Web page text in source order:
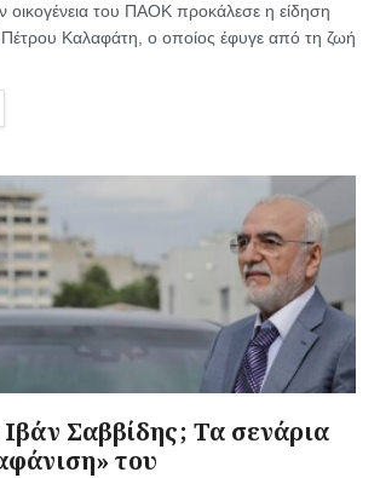
του ΠΑΟΚ προκάλεσε η είδηση
Καλαφάτη, ο οποίος έφυγε από τη ζωή
Ιβάν Σαββίδης; Τα σενάρια
του